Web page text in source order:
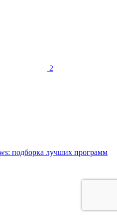
2
подборка лучших программ